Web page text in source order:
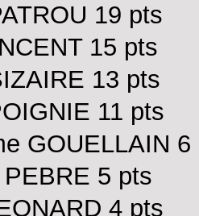
19 pts
15 pts
13 pts
11 pts
GOUELLAIN 6
5 pts
4 pts